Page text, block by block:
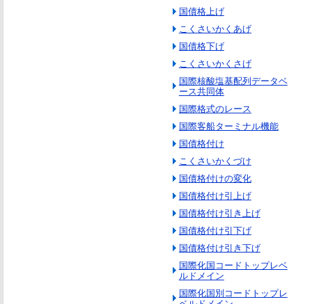
国債格上げ
こくさいかくあげ
国債格下げ
こくさいかくさげ
国際核酸塩基配列データベ
ース共同体
国際格式のレース
国際客船ターミナル機能
国債格付け
こくさいかくづけ
国債格付けの変化
国債格付け引上げ
国債格付け引き上げ
国債格付け引下げ
国債格付け引き下げ
国際化国コードトップレベ
ルドメイン
国際化国別コードトップレ